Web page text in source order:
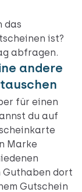
das
ist?
abfragen.
andere
für einen
du auf
Marke
Guthaben dort
Gutschein